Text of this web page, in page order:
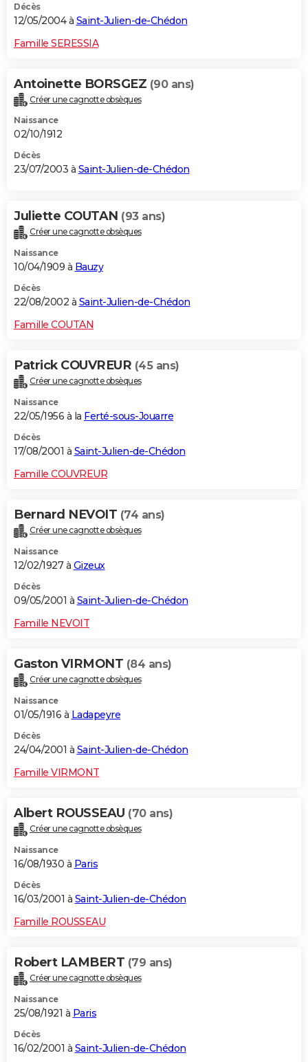
Décès
12/05/2004 à Saint-Julien-de-Chédon
Famille SERESSIA
Antoinette BORSGEZ (90 ans)
Créer une cagnotte obsèques
Naissance
02/10/1912
Décès
23/07/2003 à Saint-Julien-de-Chédon
Juliette COUTAN (93 ans)
Créer une cagnotte obsèques
Naissance
10/04/1909 à Bauzy
Décès
22/08/2002 à Saint-Julien-de-Chédon
Famille COUTAN
Patrick COUVREUR (45 ans)
Créer une cagnotte obsèques
Naissance
22/05/1956 à la Ferté-sous-Jouarre
Décès
17/08/2001 à Saint-Julien-de-Chédon
Famille COUVREUR
Bernard NEVOIT (74 ans)
Créer une cagnotte obsèques
Naissance
12/02/1927 à Gizeux
Décès
09/05/2001 à Saint-Julien-de-Chédon
Famille NEVOIT
Gaston VIRMONT (84 ans)
Créer une cagnotte obsèques
Naissance
01/05/1916 à Ladapeyre
Décès
24/04/2001 à Saint-Julien-de-Chédon
Famille VIRMONT
Albert ROUSSEAU (70 ans)
Créer une cagnotte obsèques
Naissance
16/08/1930 à Paris
Décès
16/03/2001 à Saint-Julien-de-Chédon
Famille ROUSSEAU
Robert LAMBERT (79 ans)
Créer une cagnotte obsèques
Naissance
25/08/1921 à Paris
Décès
16/02/2001 à Saint-Julien-de-Chédon